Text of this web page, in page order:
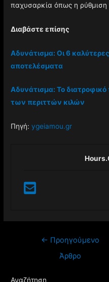
παχυσαρκία όπως η
Διαβάστε επίσης
Αδυνάτισμα: Οι 6
αποτελέσματα
Αδυνάτισμα: Το
των περιττών κιλών
Πηγή:ygeiamou.gr
← Προηγούμενο
Άρθρο
Αναζήτηση